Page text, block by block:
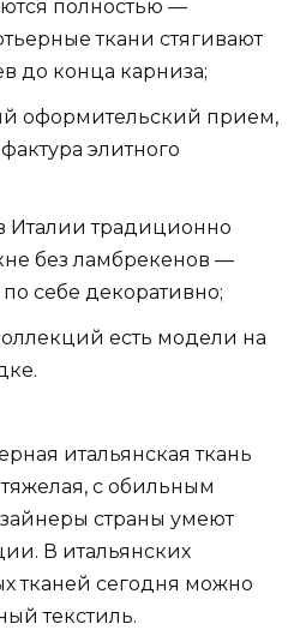
полностью —
ткани стягивают
до конца карниза;
оформительский прием,
элитного
Италии традиционно
без ламбрекенов —
себе декоративно;
есть модели на
итальянская ткань
с обильным
страны умеют
В итальянских
тканей сегодня можно
текстиль.